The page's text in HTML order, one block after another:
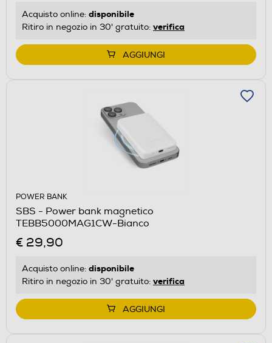
Acquisto online: disponibile
Ritiro in negozio in 30' gratuito: verifica
AGGIUNGI
POWER BANK
SBS - Power bank magnetico
TEBB5000MAG1CW-Bianco
€ 29,90
Acquisto online: disponibile
Ritiro in negozio in 30' gratuito: verifica
AGGIUNGI